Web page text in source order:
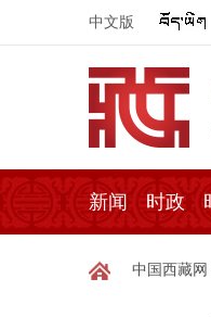
中文版
新闻 时政
中国西藏网